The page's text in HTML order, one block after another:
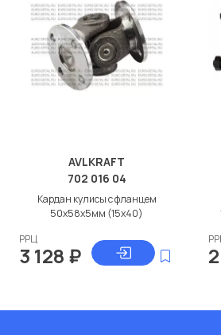
AVLKRAFT
702 016 04
Кардан кулисы с фланцем
50x58x5мм (15x40)
РРЦ
3 128 ₽